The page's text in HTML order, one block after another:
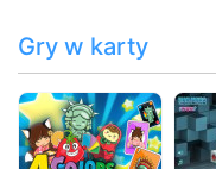
Gry w karty